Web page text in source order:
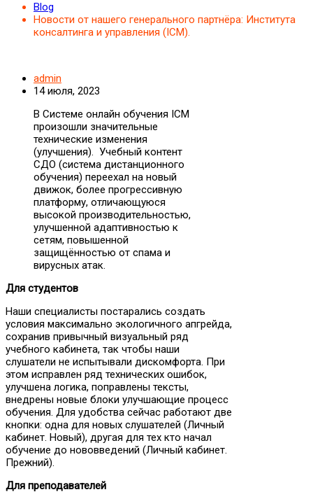
Blog
Новости от нашего генерального партнёра: Института
консалтинга и управления (ICM).
admin
14 июля, 2023
В Системе онлайн обучения ICM
произошли значительные
технические изменения
(улучшения). Учебный контент
СДО (система дистанционного
обучения) переехал на новый
движок, более прогрессивную
платформу, отличающуюся
высокой производительностью,
улучшенной адаптивностью к
сетям, повышенной
защищённостью от спама и
вирусных атак.
Для студентов
Наши специалисты постарались создать
условия максимально экологичного апгрейда,
сохранив привычный визуальный ряд
учебного кабинета, так чтобы наши
слушатели не испытывали дискомфорта. При
этом исправлен ряд технических ошибок,
улучшена логика, поправлены тексты,
внедрены новые блоки улучшающие процесс
обучения. Для удобства сейчас работают две
кнопки: одна для новых слушателей (Личный
кабинет. Новый), другая для тех кто начал
обучение до нововведений (Личный кабинет.
Прежний).
Для преподавателей